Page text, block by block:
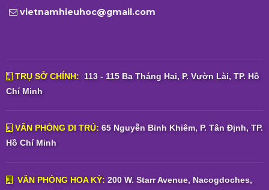
vietnamhieuhoc@gmail.com
TRỤ SỞ CHÍNH: 113 - 115 Ba Tháng Hai, P. Vườn Lài, TP. Hồ
Chí Minh
VĂN PHÒNG DI TRÚ: 65 Nguyễn Bỉnh Khiêm, P. Tân Định, TP.
Hồ Chí Minh
VĂN PHÒNG HOA KỲ: 200 W. Starr Avenue, Nacogdoches,